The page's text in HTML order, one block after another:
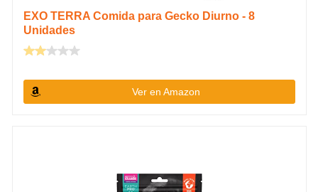
EXO TERRA Comida para Gecko Diurno - 8
Unidades
Ver en Amazon